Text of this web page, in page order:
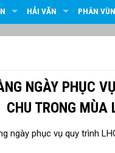
HẢI VĂN PHÂN
NGÀY PHỤC
CHU TRONG MÙA